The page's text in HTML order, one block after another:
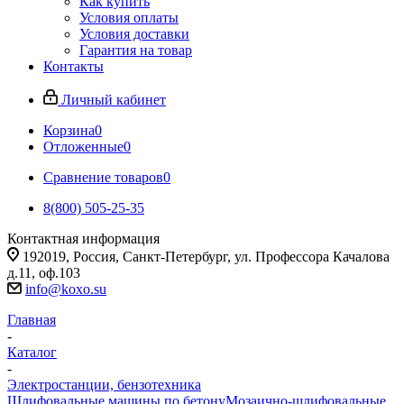
Условия оплаты
Условия доставки
Гарантия на товар
Контакты
Личный кабинет
Корзина0
Отложенные0
Сравнение товаров0
8(800) 505-25-35
Контактная информация
192019, Россия, Санкт-Петербург, ул. Профессора Качалова
д.11, оф.103
info@koxo.su
Главная
-
Каталог
-
Электростанции, бензотехника
Шлифовальные машины по бетонуМозаично-шлифовальные